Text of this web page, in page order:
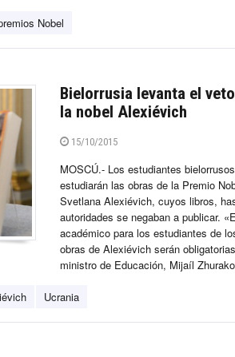
Nobel
Bielorrusia levanta el
la nobel Alexiévich
15/10/2015
MOSCÚ.- Los estudiantes
estudiarán las obras de la Premio
Svetlana Alexiévich, cuyos libros,
autoridades se negaban a publicar.
académico para los estudiantes de
obras de Alexiévich serán
ministro de Educación, Mijaíl
Ucrania